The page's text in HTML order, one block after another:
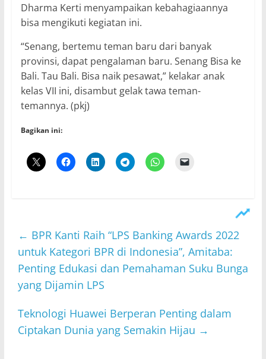
Dharma Kerti menyampaikan kebahagiaannya
bisa mengikuti kegiatan ini.
“Senang, bertemu teman baru dari banyak
provinsi, dapat pengalaman baru. Senang Bisa ke
Bali. Tau Bali. Bisa naik pesawat,” kelakar anak
kelas VII ini, disambut gelak tawa teman-
temannya. (pkj)
Bagikan ini:
← BPR Kanti Raih “LPS Banking Awards 2022
untuk Kategori BPR di Indonesia”, Amitaba:
Penting Edukasi dan Pemahaman Suku Bunga
yang Dijamin LPS
Teknologi Huawei Berperan Penting dalam
Ciptakan Dunia yang Semakin Hijau →